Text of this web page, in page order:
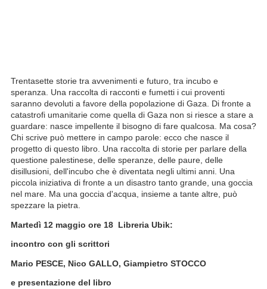
Trentasette storie tra avvenimenti e futuro, tra incubo e
speranza. Una raccolta di racconti e fumetti i cui proventi
saranno devoluti a favore della popolazione di Gaza. Di fronte a
catastrofi umanitarie come quella di Gaza non si riesce a stare a
guardare: nasce impellente il bisogno di fare qualcosa. Ma cosa?
Chi scrive può mettere in campo parole: ecco che nasce il
progetto di questo libro. Una raccolta di storie per parlare della
questione palestinese, delle speranze, delle paure, delle
disillusioni, dell'incubo che è diventata negli ultimi anni. Una
piccola iniziativa di fronte a un disastro tanto grande, una goccia
nel mare. Ma una goccia d'acqua, insieme a tante altre, può
spezzare la pietra.
Martedì 12 maggio ore 18 Libreria Ubik:
incontro con gli scrittori
Mario PESCE, Nico GALLO, Giampietro STOCCO
e presentazione del libro